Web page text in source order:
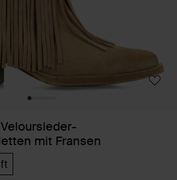
mit Fransen